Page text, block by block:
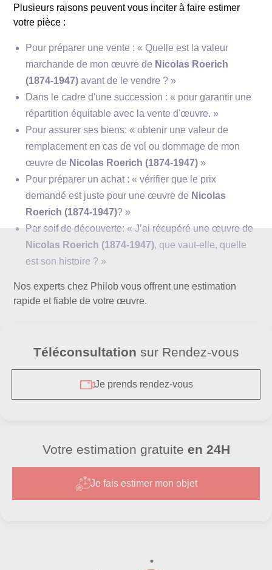
**Courant artistique**
**Importance et influence**
Plusieurs raisons peuvent vous inciter à faire estimer
votre pièce :
Pour préparer une vente : « Quelle est la valeur
marchande de mon œuvre de Nicolas Roerich
(1874-1947) avant de le vendre ? »
Dans le cadre d'une succession : « pour garantir une
répartition équitable avec la vente d'œuvre. »
Pour assurer ses biens: « obtenir une valeur de
remplacement en cas de vol ou dommage de mon
œuvre de Nicolas Roerich (1874-1947) »
Pour préparer un achat : « vérifier que le prix
demandé est juste pour une œuvre de Nicolas
Roerich (1874-1947)? »
Par soif de découverte: « J’ai récupéré une œuvre de
Nicolas Roerich (1874-1947), que vaut-elle, quelle
est son histoire ? »
Nos experts chez Philob vous offrent une estimation
rapide et fiable de votre œuvre.
Téléconsultation sur Rendez-vous
Je prends rendez-vous
Votre estimation gratuite en 24H
Je fais estimer mon objet